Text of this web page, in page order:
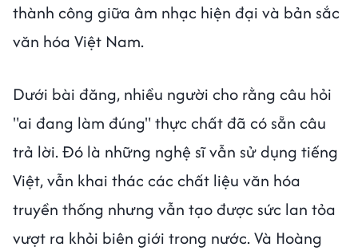
thành công giữa âm nhạc hiện đại và bản sắc
văn hóa Việt Nam.
Dưới bài đăng, nhiều người cho rằng câu hỏi
"ai đang làm đúng" thực chất đã có sẵn câu
trả lời. Đó là những nghệ sĩ vẫn sử dụng tiếng
Việt, vẫn khai thác các chất liệu văn hóa
truyền thống nhưng vẫn tạo được sức lan tỏa
vượt ra khỏi biên giới trong nước. Và Hoàng